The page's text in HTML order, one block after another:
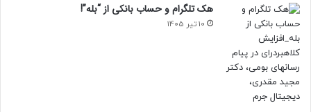
هک تلگرام و حساب بانکی از “بله”!
10 تیر 1405